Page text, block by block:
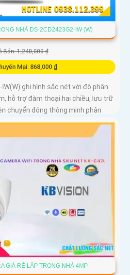
NHÀ DS-2CD2423G2-IW (W)
Bán: 1,240,000 ₫
Mại: 868,000 ₫
IW(W) ghi hình sắc nét với độ phân
hỗ trợ đàm thoại hai chiều, lưu trữ
chuyển động thông minh phân
GIÁ RẺ LẮP TRONG NHÀ 4MP